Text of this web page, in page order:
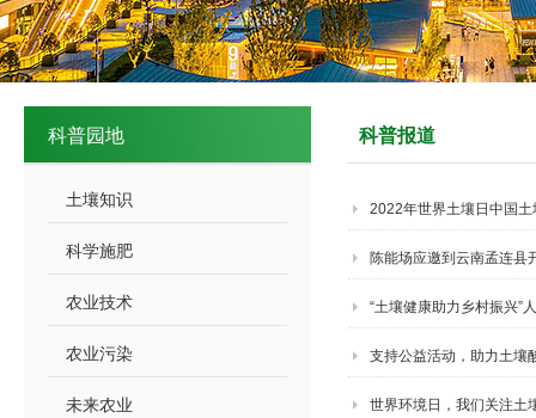
科普园地
土壤知识
科学施肥
农业技术
农业污染
未来农业
科普报道
2022年世界土壤日中国土
陈能场应邀到云南孟连县
“土壤健康助力乡村振兴”
支持公益活动，助力土壤
世界环境日，我们关注土